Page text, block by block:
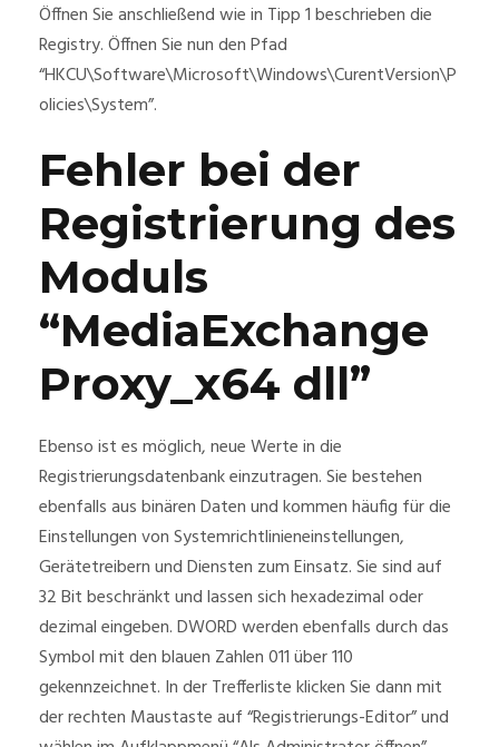
Öffnen Sie anschließend wie in Tipp 1 beschrieben die
Registry. Öffnen Sie nun den Pfad
“HKCU\Software\Microsoft\Windows\CurentVersion\P
olicies\System”.
Fehler bei der
Registrierung des
Moduls
“MediaExchange
Proxy_x64 dll”
Ebenso ist es möglich, neue Werte in die
Registrierungsdatenbank einzutragen. Sie bestehen
ebenfalls aus binären Daten und kommen häufig für die
Einstellungen von Systemrichtlinieneinstellungen,
Gerätetreibern und Diensten zum Einsatz. Sie sind auf
32 Bit beschränkt und lassen sich hexadezimal oder
dezimal eingeben. DWORD werden ebenfalls durch das
Symbol mit den blauen Zahlen 011 über 110
gekennzeichnet. In der Trefferliste klicken Sie dann mit
der rechten Maustaste auf “Registrierungs-Editor” und